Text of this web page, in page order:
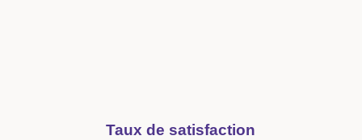
Taux de satisfaction